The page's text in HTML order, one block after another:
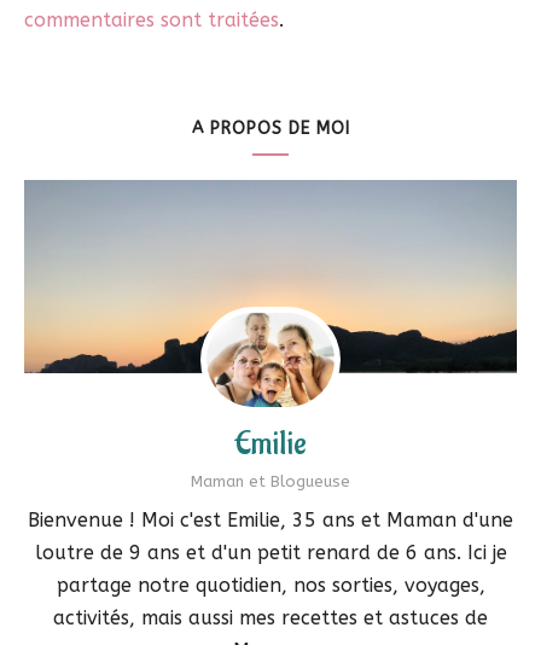
commentaires sont traitées.
A PROPOS DE MOI
Emilie
Maman et Blogueuse
Bienvenue ! Moi c'est Emilie, 35 ans et Maman d'une
loutre de 9 ans et d'un petit renard de 6 ans. Ici je
partage notre quotidien, nos sorties, voyages,
activités, mais aussi mes recettes et astuces de